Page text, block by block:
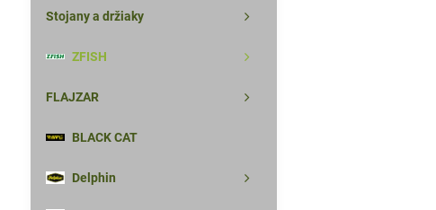
Stojany a držiaky
ZFISH
FLAJZAR
BLACK CAT
Delphin